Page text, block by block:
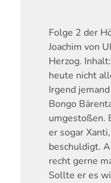
Folge 2 der
Joachim von
Herzog.
heute nicht
Irgend
Bongo
umgestoßen.
er sogar
beschuldigt.
recht gerne
Sollte er es